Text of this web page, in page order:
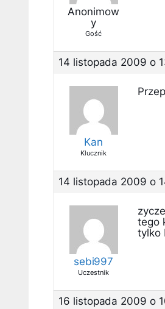
Anonimow
y
Gość
14 listopada 2009 o
Kan
Klucznik
14 listopada 2009 o
sebi997
Uczestnik
tego
tylko
16 listopada 2009 o